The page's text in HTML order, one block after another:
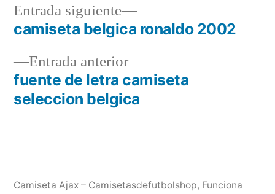
Navegación
de
entradas
Entrada anteriorEntrada
anterior:
fuente de letra camiseta
seleccion belgica
Entrada siguiente
Entrada
siguiente:
camiseta belgica ronaldo 2002
Camiseta Ajax – Camisetasdefutbolshop, Funciona